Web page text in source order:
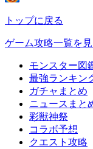
トップに戻る
ゲーム攻略一覧を見
モンスター図
最強ランキン
ガチャまとめ
ニュースまと
彩獣神祭
コラボ予想
クエスト攻略